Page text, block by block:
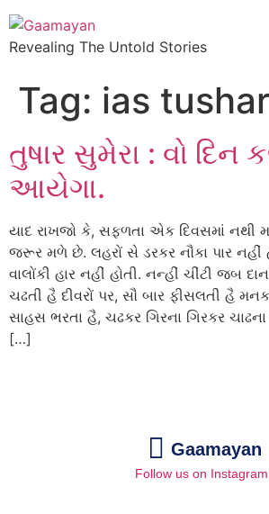
Revealing The Untold Stories
Tag: ias tushar
તુષાર સુમેરા : વો દિન
આયેગા.
યાદ રાખજો કે, સફળતા એક દિવસમાં નથી
જરૂર મળે છે. લહરોં સે ડરકર નૌકા પાર નહીં
વાલોંકી હાર નહીં હોતી. નન્હીં ચીંટી જબ
ચઢતી હૈ દીવરોં પર, સૌ બાર ફીસલતી હૈ
સાહસ ભરતા હૈ, ચઢકર ગિરના ગિરકર
[…]
Gaamayan
Follow us on Instagram